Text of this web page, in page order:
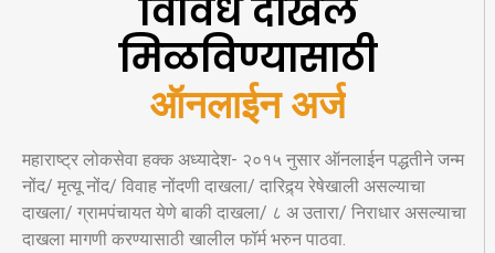
विविध दाखले
मिळविण्यासाठी
ऑनलाईन अर्ज
महाराष्ट्र लोकसेवा हक्क अध्यादेश- २०१५ नुसार ऑनलाईन पद्धतीने जन्म
नोंद/ मृत्यू नोंद/ विवाह नोंदणी दाखला/ दारिद्र्य रेषेखाली असल्याचा
दाखला/ ग्रामपंचायत येणे बाकी दाखला/ ८ अ उतारा/ निराधार असल्याचा
दाखला मागणी करण्यासाठी खालील फॉर्म भरुन पाठवा.